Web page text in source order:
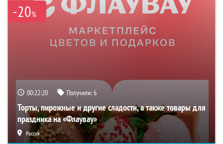
-20%
00:22:19 Получили:6
Торты, пирожные и другие сладости, а также товары для
праздника на «Флаувау»
Россия